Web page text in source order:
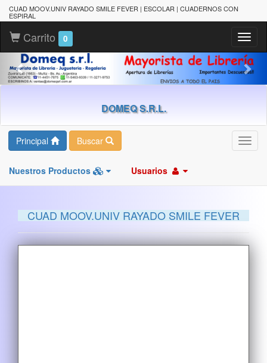
CUAD MOOV.UNIV RAYADO SMILE FEVER | ESCOLAR | CUADERNOS CON
ESPIRAL
Carrito 0
DOMEQ S.R.L.
Principal Buscar
Nuestros Productos Usuarios
CUAD MOOV.UNIV RAYADO SMILE FEVER